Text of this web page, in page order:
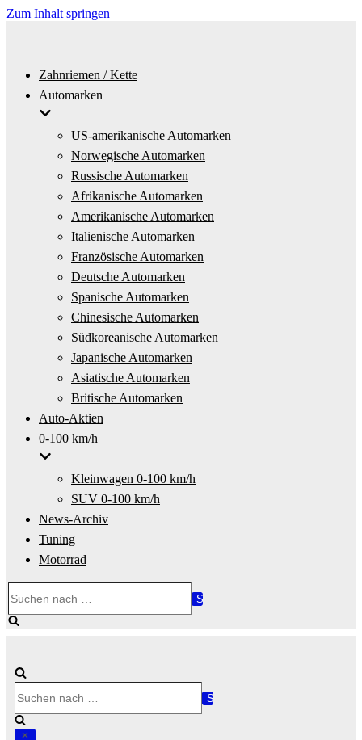
Zum Inhalt springen
Zahnriemen / Kette
Automarken
US-amerikanische Automarken
Norwegische Automarken
Russische Automarken
Afrikanische Automarken
Amerikanische Automarken
Italienische Automarken
Französische Automarken
Deutsche Automarken
Spanische Automarken
Chinesische Automarken
Südkoreanische Automarken
Japanische Automarken
Asiatische Automarken
Britische Automarken
Auto-Aktien
0-100 km/h
Kleinwagen 0-100 km/h
SUV 0-100 km/h
News-Archiv
Tuning
Motorrad
nach …
nach …